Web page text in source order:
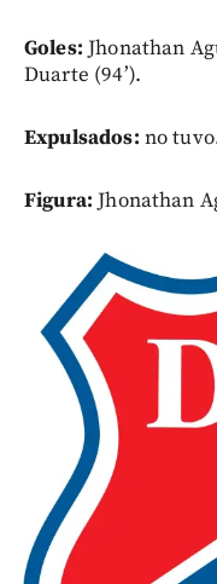
Goles: Jhonathan
Duarte (94’).
Expulsados: no
Figura: Jhonathan